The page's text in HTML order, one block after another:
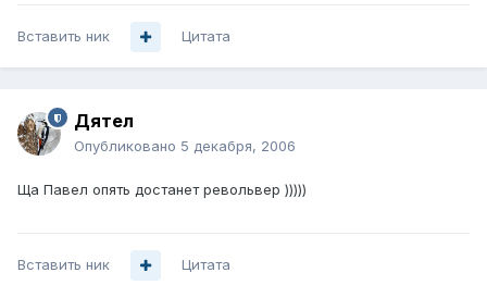
Вставить ник Цитата
Дятел
Опубликовано 5 декабря, 2006
Ща Павел опять достанет револьвер )))))
Вставить ник Цитата